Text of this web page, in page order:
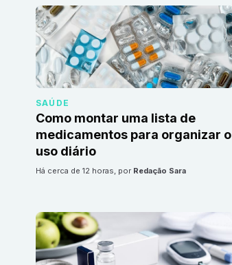
SAÚDE
Como montar uma lista de
medicamentos para organizar o
uso diário
há cerca de 12 horas, por Redação Sara